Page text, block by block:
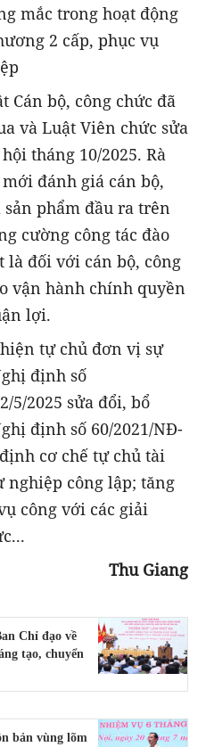
mắc trong hoạt động
2 cấp, phục vụ
Cán bộ, công chức đã
và Luật Viên chức sửa
tháng 10/2025. Rà
đánh giá cán bộ,
phẩm đầu ra trên
cường công tác đào
là đối với cán bộ, công
vận hành chính quyền
lợi.
tự chủ đơn vị sự
định số
5/2025 sửa đổi, bổ
định số 60/2021/NĐ-
cơ chế tự chủ tài
nghiệp công lập; tăng
công với các giải
Thu Giang
Chỉ đạo về
tạo, chuyển
bản vùng lõm